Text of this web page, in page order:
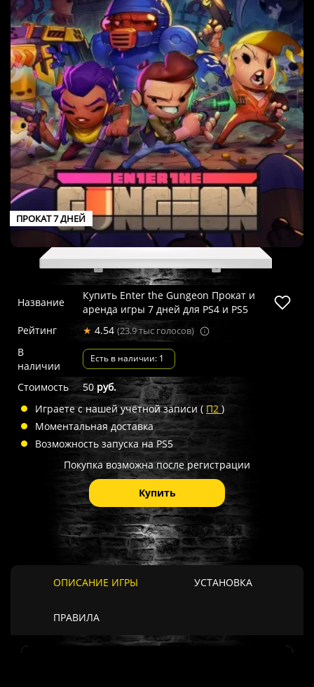
ПРОКАТ 7 ДНЕЙ
Название
Купить Enter the Gungeon Прокат и
аренда игры 7 дней для PS4 и PS5
Рейтинг
★ 4.54 (23.9 тыс голосов)
В
наличии
Есть в наличии: 1
Стоимость 50руб.
Играете с нашей учётной записи ( П2 )
Моментальная доставка
Возможность запуска на PS5
Покупка возможна после регистрации
Купить
ОПИСАНИЕ ИГРЫ УСТАНОВКА
ПРАВИЛА